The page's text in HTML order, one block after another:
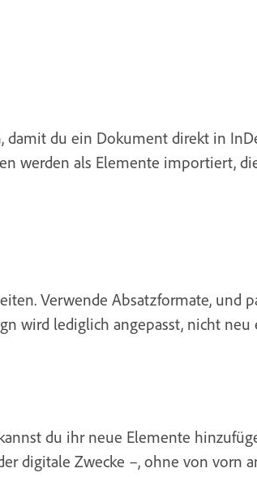
du ein Dokument direkt in
werden als Elemente importiert,
Verwende Absatzformate, und
wird lediglich angepasst, nicht neu
du ihr neue Elemente
digitale Zwecke –, ohne von vorn